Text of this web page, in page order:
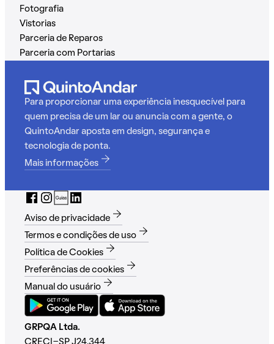
Fotografia
Vistorias
Parceria de Reparos
Parceria com Portarias
Para proporcionar uma experiência inesquecível para
quem precisa de um lar ou anuncia com a gente, o
QuintoAndar aposta em design, segurança e
tecnologia de ponta.
Mais informações
Aviso de privacidade
Termos e condições de uso
Política de Cookies
Preferências de cookies
Manual do usuário
GRPQA Ltda.